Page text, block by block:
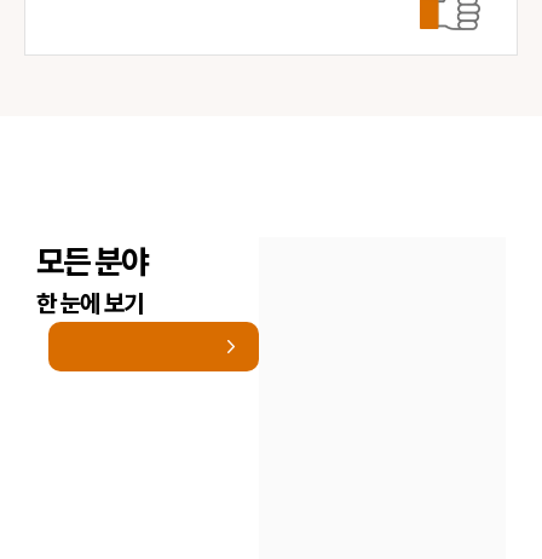
모든 분야
한 눈에 보기